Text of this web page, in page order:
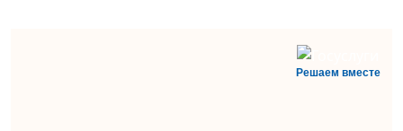
Решаем вместе